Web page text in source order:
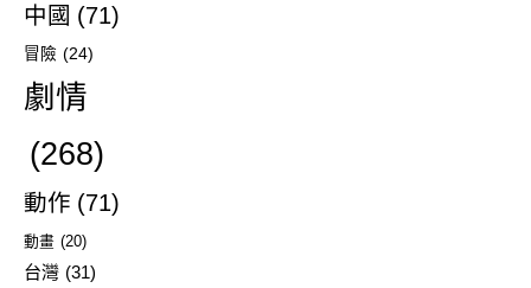
中國 (71)
冒險 (24)
劇情
(268)
動作 (71)
動畫 (20)
台灣 (31)